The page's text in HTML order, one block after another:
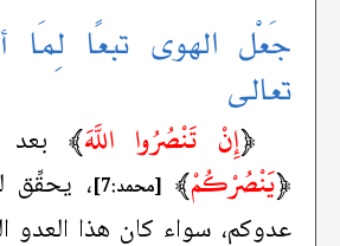
جَعْل الهوى تبعًا لِمَا
تعالى
﴿إِنْ تَنْصُرُوا اللَّهَ﴾
﴿يَنْصُرْكُمْ﴾ [محمد:7]
، يحقِّق
عدوكم، سواء كان هذا العدو